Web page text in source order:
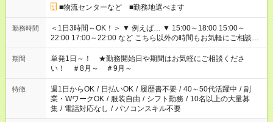
■物流センターなど ■勤務地選べます
勤務時間
＜1日3時間～OK！＞ ▼ 例えば… ▼ 15:00～18:00 15:00～
22:00 17:00～22:00 など こちら以外の時間もお気軽にご相談く
ださい！
期間
単発1日～！ ★勤務開始日や期間はお気軽にご相談くださ
い！ ＃8月～ ＃9月～
特徴 週1日からOK / 日払いOK / 履歴書不要 / 40～50代活躍中 / 副
業・WワークOK / 服装自由 / シフト勤務 / 10名以上の大量募
集 / 電話対応なし / パソコンスキル不要